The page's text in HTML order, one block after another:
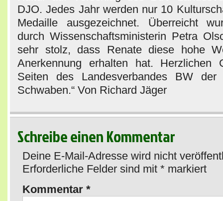
DJO. Jedes Jahr werden nur 10
Medaille ausgezeichnet. Überreicht
durch Wissenschaftsministerin Petra
sehr stolz, dass Renate diese hohe
Anerkennung erhalten hat. Herzlichen
Seiten des Landesverbandes BW
Schwaben.“ Von Richard Jäger
Schreibe einen Kommentar
Deine E-Mail-Adresse wird nicht
Erforderliche Felder sind mit * markiert
Kommentar *